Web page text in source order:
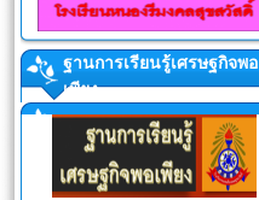
ฐานการเรียนรู้เศรษฐกิจพอ
เพียง